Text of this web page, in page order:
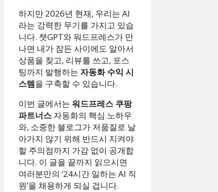
하지만 2026년 현재, 우리는 AI
라는 강력한 무기를 가지고 있습
니다. 챗GPT와 워드프레스가 만
나면 내가 잠든 사이에도 알아서
상품을 찾고, 리뷰를 쓰고, 포스
팅까지 발행하는 자동화 수익 시
스템을 구축할 수 있습니다.
이번 글에서는 워드프레스 쿠팡
파트너스 자동화의 핵심 노하우
와, 소중한 블로그가 저품질로 날
아가지 않기 위해 반드시 지켜야
할 주의점까지 가감 없이 공개합
니다. 이 글을 끝까지 읽으시면
여러분만의 ’24시간 일하는 AI 직
원’을 채용하게 되실 겁니다.